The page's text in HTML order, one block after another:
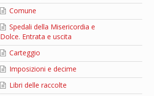
Comune
Spedali della Misericordia e
Dolce. Entrata e uscita
Carteggio
Imposizioni e decime
Libri delle raccolte